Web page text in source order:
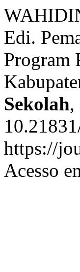
Edi.
Program
Sekolah,
https://
Acesso